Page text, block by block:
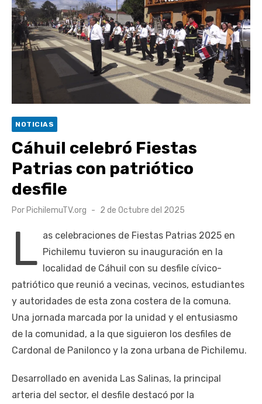
Retrospectiva 2026 | Capítulo 03: lessons on flight – Cecilia
Araneda
Cantor Popular Raúl Acevedo celebra 50 años de carrera en
Pichilemu
Cóctel de Sábado: Sistema frontal en Pichilemu junto al
alcalde Roberto Córdova
esterilización de mascotas
NOTICIAS
Cáhuil celebró Fiestas
Patrias con patriótico
desfile
Por PichilemuTV.org
Publicado
2 de Octubre del 2025
L as celebraciones de Fiestas Patrias 2025 en
Pichilemu tuvieron su inauguración en la
localidad de Cáhuil con su desfile cívico-
patriótico que reunió a vecinas, vecinos, estudiantes
y autoridades de esta zona costera de la comuna.
Una jornada marcada por la unidad y el entusiasmo
de la comunidad, a la que siguieron los desfiles de
Cardonal de Panilonco y la zona urbana de Pichilemu.
Desarrollado en avenida Las Salinas, la principal
arteria del sector, el desfile destacó por la